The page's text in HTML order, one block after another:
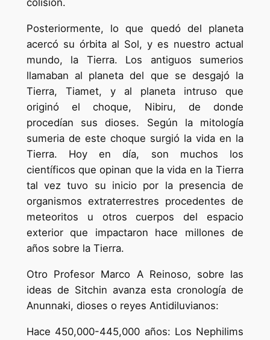
colisión.
Posteriormente, lo que quedó del planeta
acercó su órbita al Sol, y es nuestro actual
mundo, la Tierra. Los antiguos sumerios
llamaban al planeta del que se desgajó la
Tierra, Tiamet, y al planeta intruso que
originó el choque, Nibiru, de donde
procedían sus dioses. Según la mitología
sumeria de este choque surgió la vida en la
Tierra. Hoy en día, son muchos los
científicos que opinan que la vida en la Tierra
tal vez tuvo su inicio por la presencia de
organismos extraterrestres procedentes de
meteoritos u otros cuerpos del espacio
exterior que impactaron hace millones de
años sobre la Tierra.
Otro Profesor Marco A Reinoso, sobre las
ideas de Sitchin avanza esta cronología de
Anunnaki, dioses o reyes Antidiluvianos:
Hace 450,000-445,000 años: Los Nephilims